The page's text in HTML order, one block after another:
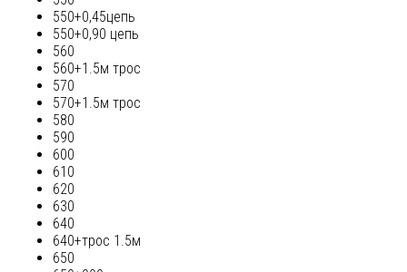
550+0,45цепь
550+0,90 цепь
560
560+1.5м трос
570
570+1.5м трос
580
590
600
610
620
630
640
640+трос 1.5м
650